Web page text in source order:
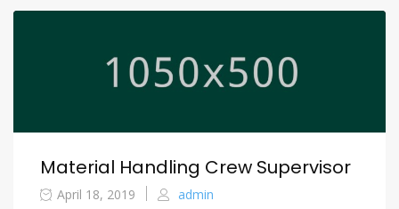
Material Handling Crew Supervisor
April 18, 2019 admin